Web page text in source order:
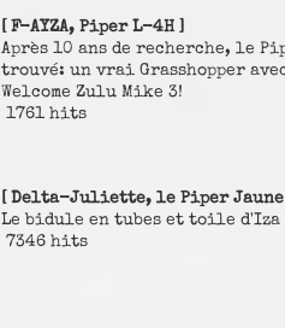
[ F-AYZA, Piper L-4H ]
Après 10 ans de recherche, le
trouvé: un vrai Grasshopper
Welcome Zulu Mike 3!
1761 hits
[ Delta-Juliette, le Piper Jaune
Le bidule en tubes et toile d'Iza
7346 hits